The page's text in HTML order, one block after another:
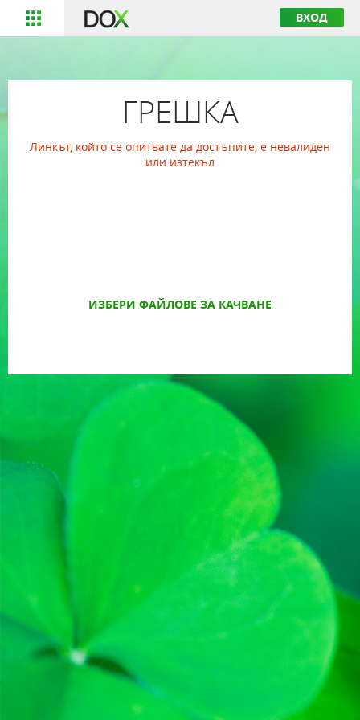
ВХОД
ГРЕШКА
Линкът, който се опитвате да достъпите, е невалиден
или изтекъл
ИЗБЕРИ ФАЙЛОВЕ ЗА КАЧВАНЕ